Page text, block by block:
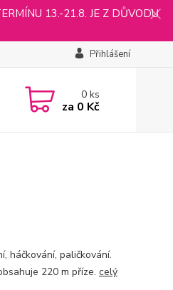
13.-21.8. JE Z DŮVODU
Přihlášení
0ks
za 0 Kč
háčkování, paličkování.
220 m příze. celý